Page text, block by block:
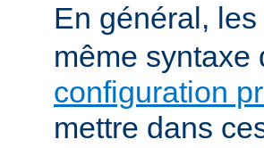
En général,
même syntaxe
configuration
mettre dans